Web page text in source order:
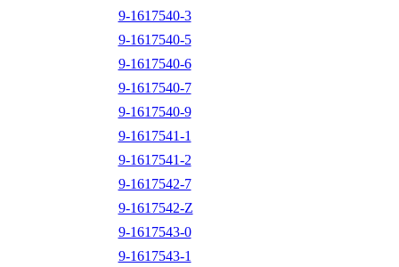
9-1617540-3
9-1617540-5
9-1617540-6
9-1617540-7
9-1617540-9
9-1617541-1
9-1617541-2
9-1617542-7
9-1617542-Z
9-1617543-0
9-1617543-1